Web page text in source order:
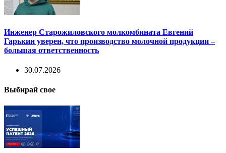
Инженер Старожиловского молкомбината Евгений
Гарькин уверен, что производство молочной продукции –
большая ответственность
30.07.2026
Выбирай свое